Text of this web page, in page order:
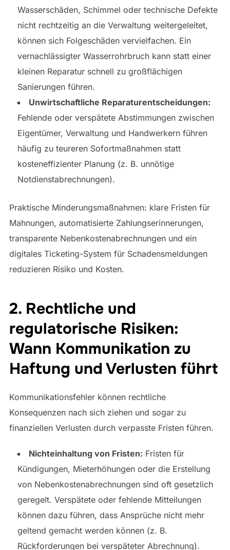
Wasserschäden, Schimmel oder technische Defekte
nicht rechtzeitig an die Verwaltung weitergeleitet,
können sich Folgeschäden vervielfachen. Ein
vernachlässigter Wasserrohrbruch kann statt einer
kleinen Reparatur schnell zu großflächigen
Sanierungen führen.
Unwirtschaftliche Reparaturentscheidungen:
Fehlende oder verspätete Abstimmungen zwischen
Eigentümer, Verwaltung und Handwerkern führen
häufig zu teureren Sofortmaßnahmen statt
kosteneffizienter Planung (z. B. unnötige
Notdienstabrechnungen).
Praktische Minderungsmaßnahmen: klare Fristen für
Mahnungen, automatisierte Zahlungserinnerungen,
transparente Nebenkostenabrechnungen und ein
digitales Ticketing-System für Schadensmeldungen
reduzieren Risiko und Kosten.
2. Rechtliche und
regulatorische Risiken:
Wann Kommunikation zu
Haftung und Verlusten führt
Kommunikationsfehler können rechtliche
Konsequenzen nach sich ziehen und sogar zu
finanziellen Verlusten durch verpasste Fristen führen.
Nichteinhaltung von Fristen: Fristen für
Kündigungen, Mieterhöhungen oder die Erstellung
von Nebenkostenabrechnungen sind oft gesetzlich
geregelt. Verspätete oder fehlende Mitteilungen
können dazu führen, dass Ansprüche nicht mehr
geltend gemacht werden können (z. B.
Rückforderungen bei verspäteter Abrechnung).